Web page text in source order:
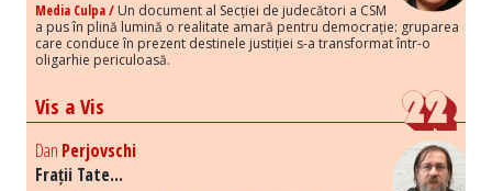
Media Culpa / Un document al Secției de judecători a CSM
a pus în plină lumină o realitate amară pentru democrație: gruparea
care conduce în prezent destinele justiției s-a transformat într-o
oligarhie periculoasă.
Vis a Vis
Dan Perjovschi
Frații Tate...